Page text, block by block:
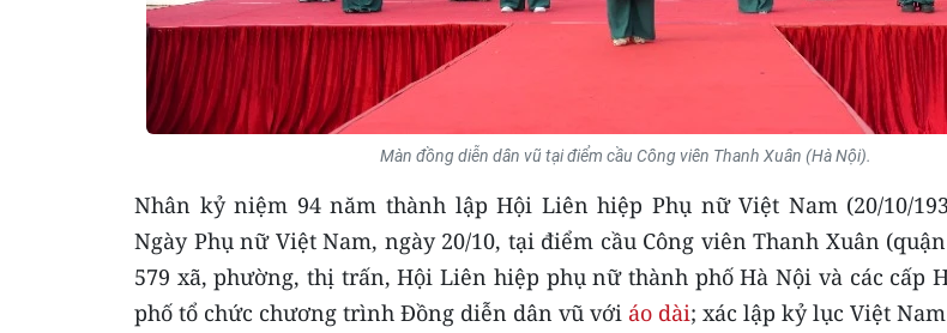
Màn đồng diễn dân vũ tại điểm cầu Công viên Thanh Xuân (Hà Nội).
Nhân kỷ niệm 94 năm thành lập Hội Liên hiệp Phụ nữ Việt Nam (20/10/
Ngày Phụ nữ Việt Nam, ngày 20/10, tại điểm cầu Công viên Thanh Xuân
579 xã, phường, thị trấn, Hội Liên hiệp phụ nữ thành phố Hà Nội và các cấp
phố tổ chức chương trình Đồng diễn dân vũ với áo dài; xác lập kỷ lục Việt